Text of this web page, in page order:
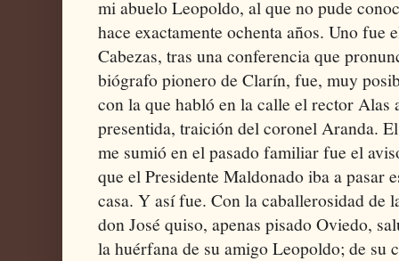
mi abuelo Leopoldo, al que no pude
hace exactamente ochenta años. Uno fue
Cabezas, tras una conferencia que
biógrafo pionero de Clarín, fue, muy
con la que habló en la calle el rector Alas
presentida, traición del coronel Aranda.
me sumió en el pasado familiar fue el
que el Presidente Maldonado iba a pasar
casa. Y así fue. Con la caballerosidad de
don José quiso, apenas pisado Oviedo,
la huérfana de su amigo Leopoldo; de